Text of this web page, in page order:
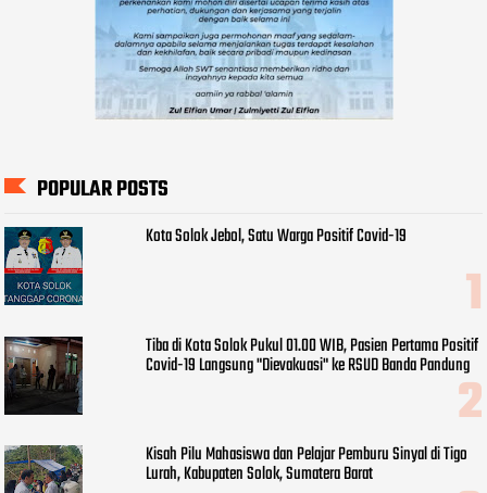
POPULAR POSTS
Kota Solok Jebol, Satu Warga Positif Covid-19
Tiba di Kota Solok Pukul 01.00 WIB, Pasien Pertama Positif
Covid-19 Langsung "Dievakuasi" ke RSUD Banda Pandung
Kisah Pilu Mahasiswa dan Pelajar Pemburu Sinyal di Tigo
Lurah, Kabupaten Solok, Sumatera Barat